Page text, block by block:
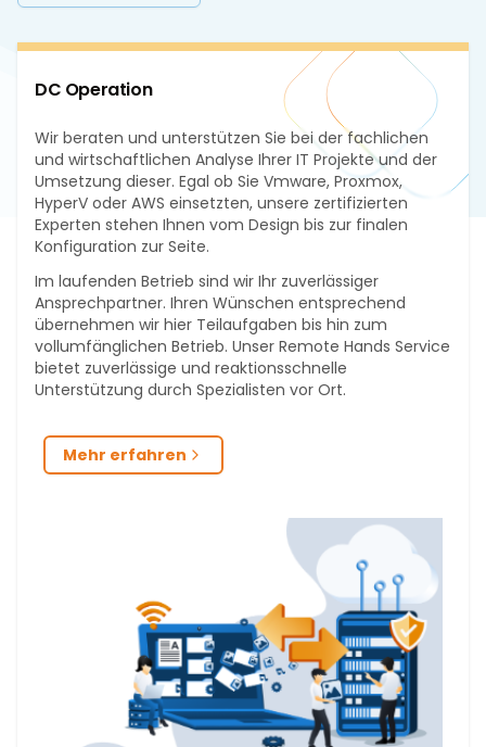
DC Operation
Wir beraten und unterstützen Sie bei der fachlichen
und wirtschaftlichen Analyse Ihrer IT Projekte und der
Umsetzung dieser. Egal ob Sie Vmware, Proxmox,
HyperV oder AWS einsetzten, unsere zertifizierten
Experten stehen Ihnen vom Design bis zur finalen
Konfiguration zur Seite.
Im laufenden Betrieb sind wir Ihr zuverlässiger
Ansprechpartner. Ihren Wünschen entsprechend
übernehmen wir hier Teilaufgaben bis hin zum
vollumfänglichen Betrieb. Unser Remote Hands Service
bietet zuverlässige und reaktionsschnelle
Unterstützung durch Spezialisten vor Ort.
Mehr erfahren